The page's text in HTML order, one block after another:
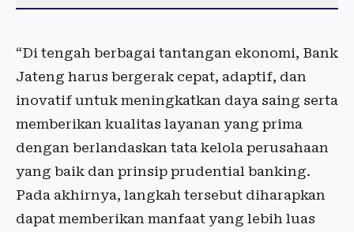
“Di tengah berbagai tantangan ekonomi, Bank
Jateng harus bergerak cepat, adaptif, dan
inovatif untuk meningkatkan daya saing serta
memberikan kualitas layanan yang prima
dengan berlandaskan tata kelola perusahaan
yang baik dan prinsip prudential banking.
Pada akhirnya, langkah tersebut diharapkan
dapat memberikan manfaat yang lebih luas